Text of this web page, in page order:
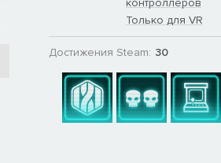
Только для VR
Достижения Steam: 30